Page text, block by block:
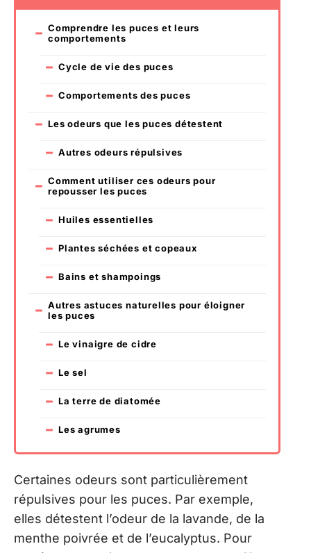
Comprendre les puces et leurs
comportements
Cycle de vie des puces
Comportements des puces
Les odeurs que les puces détestent
Autres odeurs répulsives
Comment utiliser ces odeurs pour
repousser les puces
Huiles essentielles
Plantes séchées et copeaux
Bains et shampoings
Autres astuces naturelles pour éloigner
les puces
Le vinaigre de cidre
Le sel
La terre de diatomée
Les agrumes
Certaines odeurs sont particulièrement
répulsives pour les puces. Par exemple,
elles détestent l’odeur de la lavande, de la
menthe poivrée et de l’eucalyptus. Pour